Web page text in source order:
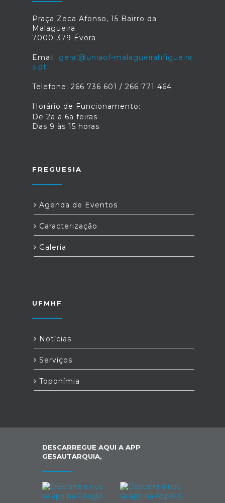
Praça Zeca Afonso, 15 Bairro da
Malagueira
7000-379 Évora
Email: geral@uniaof-malagueirahfigueira
s.pt
Telefone: 266 736 601 / 266 771 464
Horário de Funcionamento:
De 2a a 6a feiras
Das 9 às 15 horas
FREGUESIA
Agenda de Eventos
Caracterização
Galeria
UFMHF
Notícias
Serviços
Toponímia
DESCARREGUE AQUI A APP
GESAUTARQUIA,